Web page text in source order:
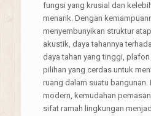
fungsi yang krusial dan
menarik. Dengan
menyembunyikan struktur
akustik, daya tahannya
daya tahan yang tinggi,
pilihan yang cerdas untuk
ruang dalam suatu bangunan.
modern, kemudahan
sifat ramah lingkungan